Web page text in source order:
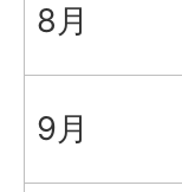
8月
9月